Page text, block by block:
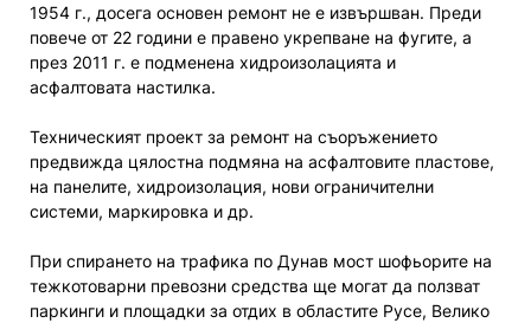
1954 г., досега основен ремонт не е извършван. Преди
повече от 22 години е правено укрепване на фугите, а
през 2011 г. е подменена хидроизолацията и
асфалтовата настилка.
Техническият проект за ремонт на съоръжението
предвижда цялостна подмяна на асфалтовите пластове,
на панелите, хидроизолация, нови ограничителни
системи, маркировка и др.
При спирането на трафика по Дунав мост шофьорите на
тежкотоварни превозни средства ще могат да ползват
паркинги и площадки за отдих в областите Русе, Велико